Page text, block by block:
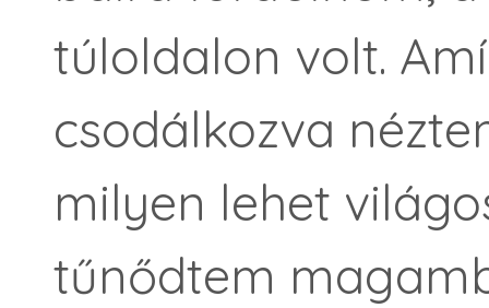
túloldalon volt.
csodálkozva
milyen lehet
tűnődtem